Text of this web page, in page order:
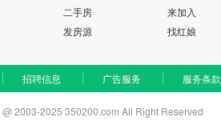
二手房
发房源
来加入
找红娘
招聘信息 广告服务 服务条款
2003-2025 350200.com All Right Reserved